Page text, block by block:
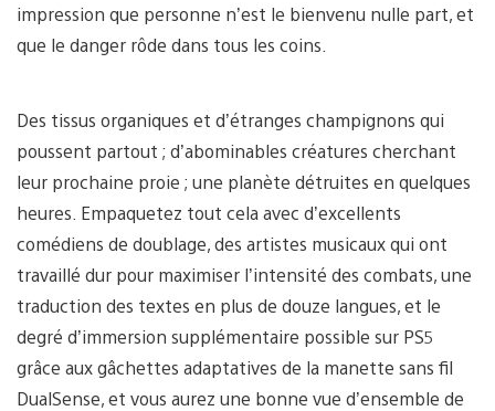
impression que personne n’est le bienvenu nulle part, et
que le danger rôde dans tous les coins.
Des tissus organiques et d’étranges champignons qui
poussent partout ; d’abominables créatures cherchant
leur prochaine proie ; une planète détruites en quelques
heures. Empaquetez tout cela avec d’excellents
comédiens de doublage, des artistes musicaux qui ont
travaillé dur pour maximiser l’intensité des combats, une
traduction des textes en plus de douze langues, et le
degré d’immersion supplémentaire possible sur PS5
grâce aux gâchettes adaptatives de la manette sans fil
DualSense, et vous aurez une bonne vue d’ensemble de